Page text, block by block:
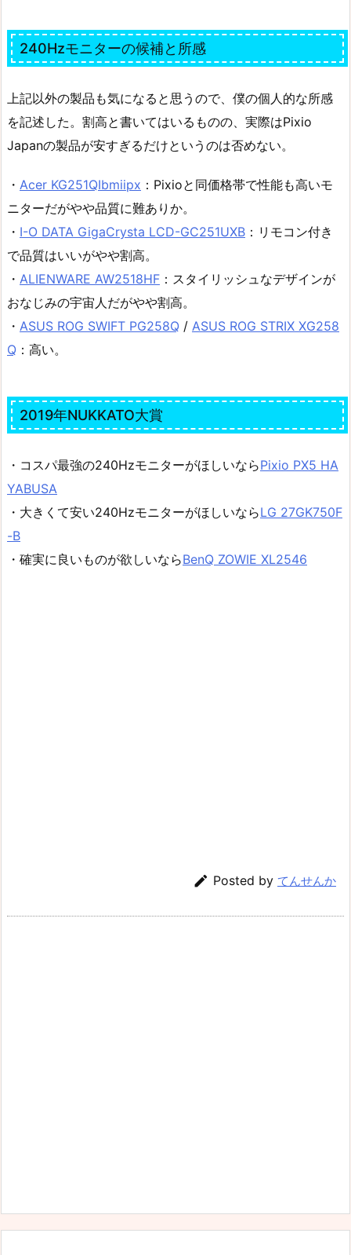
240Hzモニターの候補と所感
上記以外の製品も気になると思うので、僕の個人的な所感
を記述した。割高と書いてはいるものの、実際はPixio
Japanの製品が安すぎるだけというのは否めない。
・ Acer KG251QIbmiipx ：Pixioと同価格帯で性能も高いモ
ニターだがやや品質に難ありか。
・ I-O DATA GigaCrysta LCD-GC251UXB ：リモコン付き
で品質はいいがやや割高。
・ ALIENWARE AW2518HF ：スタイリッシュなデザインが
おなじみの宇宙人だがやや割高。
・ ASUS ROG SWIFT PG258Q / ASUS ROG STRIX XG258
Q ：高い。
2019年NUKKATO大賞
・コスパ最強の240HzモニターがほしいならPixio PX5 HA
YABUSA
・大きくて安い240HzモニターがほしいならLG 27GK750F
-B
・確実に良いものが欲しいならBenQ ZOWIE XL2546
 Posted by てんせんか